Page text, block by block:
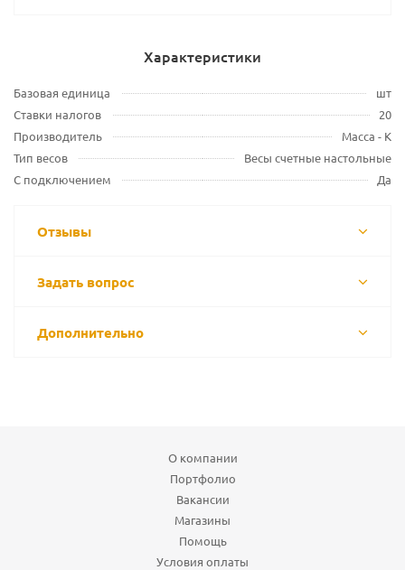
Характеристики
Базовая единица
шт
Ставки налогов
20
Производитель
Масса - К
Тип весов
Весы счетные настольные
С подключением
Да
Отзывы
Задать вопрос
Дополнительно
О компании
Портфолио
Вакансии
Магазины
Помощь
Условия оплаты